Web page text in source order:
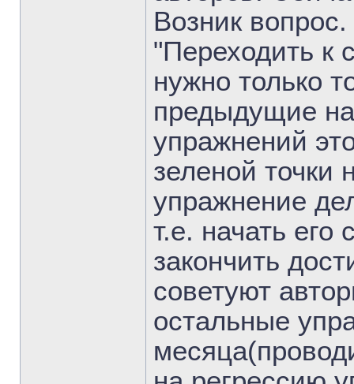
Возник вопрос.
"Переходить
нужно только
предыдущие
упражнений
зеленой точки
упражнение
т.е. начать его
закончить
советуют
остальные